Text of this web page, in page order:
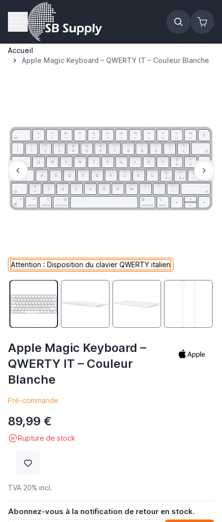
Allez au contenu
Accueil
Apple Magic Keyboard – QWERTY IT – Couleur Blanche
Attention : Disposition du clavier QWERTY italien
Apple Magic Keyboard –
QWERTY IT – Couleur
Blanche
Pré-commande
89,99 €
Rupture de stock
TVA 20% incl.
Abonnez-vous à la notification de retour en stock.